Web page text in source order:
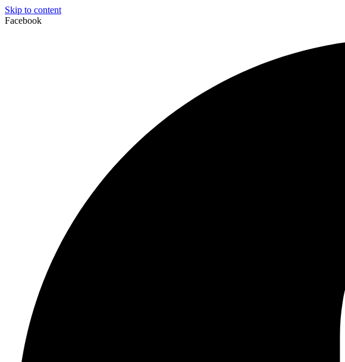
Skip to content
Facebook